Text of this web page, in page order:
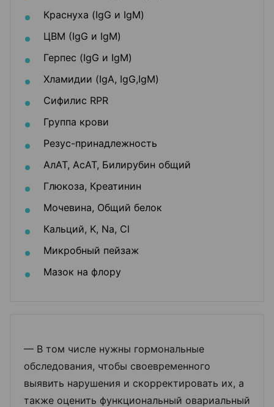
Краснуха (IgG и IgM)
ЦВМ (IgG и IgM)
Герпес (IgG и IgM)
Хламидии (IgA, IgG,IgM)
Сифилис RPR
Группа крови
Резус-принадлежность
АлАТ, АсАТ, Билирубин общий
Глюкоза, Креатинин
Мочевина, Общий белок
Кальций, K, Na, Cl
Микробный пейзаж
Мазок на флору
— В том числе нужны гормональные
обследования, чтобы своевременного
выявить нарушения и скорректировать их, а
также оценить функциональный овариальный